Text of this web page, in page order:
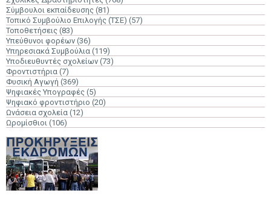
Σύμβουλοι εκπαίδευσης (81)
Τοπικό Συμβούλιο Επιλογής (ΤΣΕ) (57)
Τοποθετήσεις (83)
Υπεύθυνοι φορέων (36)
Υπηρεσιακά Συμβούλια (119)
Υποδιευθυντές σχολείων (73)
Φροντιστήρια (7)
Φυσική Αγωγή (369)
Ψηφιακές Υπογραφές (5)
Ψηφιακό φροντιστήριο (20)
Ωνάσεια σχολεία (12)
Ωρομίσθιοι (106)